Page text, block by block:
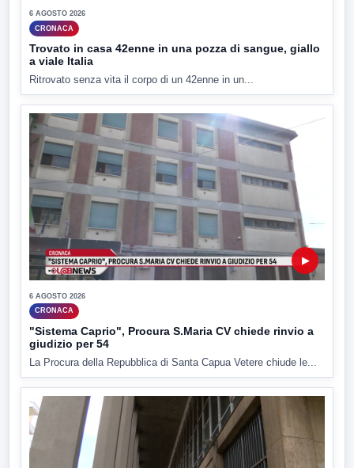
6 AGOSTO 2026
CRONACA
Trovato in casa 42enne in una pozza di sangue, giallo
a viale Italia
Ritrovato senza vita il corpo di un 42enne in un...
▶
6 AGOSTO 2026
CRONACA
"Sistema Caprio", Procura S.Maria CV chiede rinvio a
giudizio per 54
La Procura della Repubblica di Santa Capua Vetere chiude le...